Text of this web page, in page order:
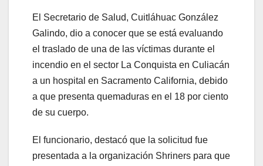
El Secretario de Salud, Cuitláhuac González
Galindo, dio a conocer que se está evaluando
el traslado de una de las víctimas durante el
incendio en el sector La Conquista en Culiacán
a un hospital en Sacramento California, debido
a que presenta quemaduras en el 18 por ciento
de su cuerpo.
El funcionario, destacó que la solicitud fue
presentada a la organización Shriners para que